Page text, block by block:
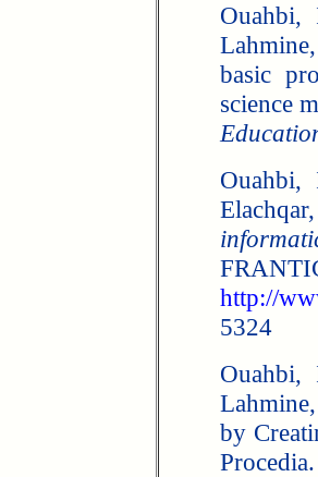
basic
science
http://
5324
by
Procedia.